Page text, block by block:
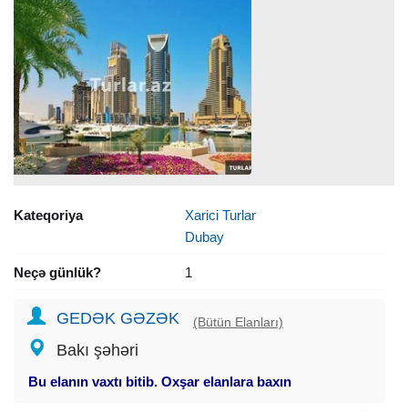
Kateqoriya
Xarici Turlar
Dubay
Neçə günlük? 1
GEDƏK GƏZƏK (Bütün Elanları)
Bakı şəhəri
Bu elanın vaxtı bitib. Oxşar elanlara baxın